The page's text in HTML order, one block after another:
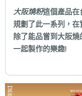
大阪燒粉這個產品在
規劃了此一系列，
除了能品嘗到大阪
一起製作的樂趣!